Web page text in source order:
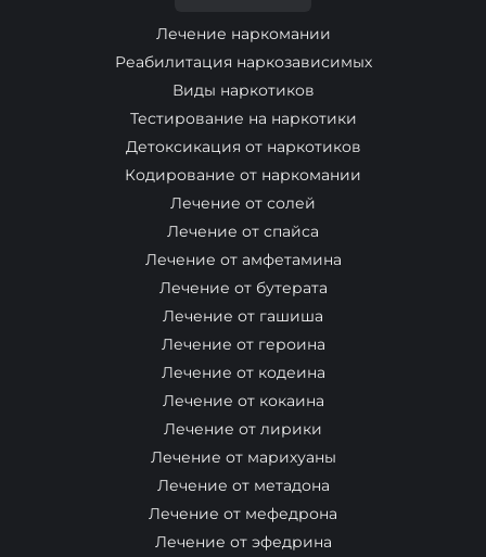
Лечение наркомании
Реабилитация наркозависимых
Виды наркотиков
Тестирование на наркотики
Детоксикация от наркотиков
Кодирование от наркомании
Лечение от солей
Лечение от спайса
Лечение от амфетамина
Лечение от бутерата
Лечение от гашиша
Лечение от героина
Лечение от кодеина
Лечение от кокаина
Лечение от лирики
Лечение от марихуаны
Лечение от метадона
Лечение от мефедрона
Лечение от эфедрина